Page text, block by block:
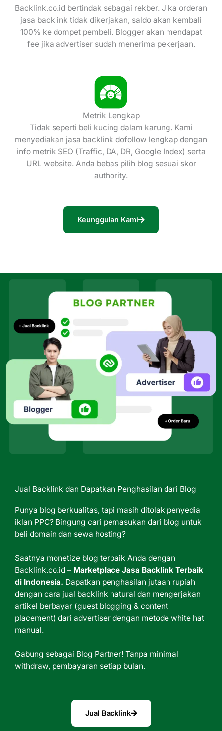
Backlink.co.id bertindak sebagai rekber. Jika orderan
jasa backlink tidak dikerjakan, saldo akan kembali
100% ke dompet pembeli. Blogger akan mendapat
fee jika advertiser sudah menerima pekerjaan.
Metrik Lengkap
Tidak seperti beli kucing dalam karung. Kami
menyediakan jasa backlink dofollow lengkap dengan
info metrik SEO (Traffic, DA, DR, Google Index) serta
URL website. Anda bebas pilih blog sesuai skor
authority.
Keunggulan Kami
Jual Backlink dan Dapatkan Penghasilan dari Blog
Punya blog berkualitas, tapi masih ditolak penyedia
iklan PPC? Bingung cari pemasukan dari blog untuk
beli domain dan sewa hosting?
Saatnya monetize blog terbaik Anda dengan
Backlink.co.id – Marketplace Jasa Backlink Terbaik
di Indonesia. Dapatkan penghasilan jutaan rupiah
dengan cara jual backlink natural dan mengerjakan
artikel berbayar (guest blogging & content
placement) dari advertiser dengan metode white hat
manual.
Gabung sebagai Blog Partner! Tanpa minimal
withdraw, pembayaran setiap bulan.
Jual Backlink